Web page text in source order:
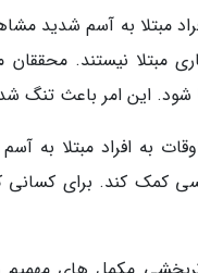
مبتلا به آسم شدید
مبتلا نیستند.
شود. این امر باعث
به افراد مبتلا به
کمک کند. برای کسانی